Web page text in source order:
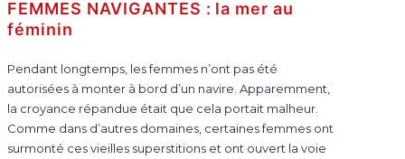
FEMMES NAVIGANTES : la mer au
féminin
Pendant longtemps, les femmes n’ont pas été
autorisées à monter à bord d’un navire. Apparemment,
la croyance répandue était que cela portait malheur.
Comme dans d’autres domaines, certaines femmes ont
surmonté ces vieilles superstitions et ont ouvert la voie